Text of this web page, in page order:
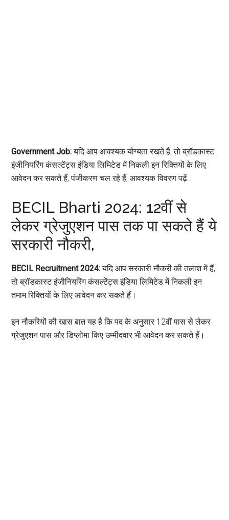
Government Job:यदि आप आवश्यक योग्यता रखते हैं, तो ब्रॉडकास्ट
इंजीनियरिंग कंसल्टेंट्स इंडिया लिमिटेड में निकली इन रिक्तियों के लिए
आवेदन कर सकते हैं, पंजीकरण चल रहे हैं, आवश्यक विवरण पढ़ें..
BECIL Bharti 2024: 12वीं से
लेकर ग्रेजुएशन पास तक पा सकते हैं ये
सरकारी नौकरी,
BECIL Recruitment 2024:यदि आप सरकारी नौकरी की तलाश में हैं,
तो ब्रॉडकास्ट इंजीनियरिंग कंसल्टेंट्स इंडिया लिमिटेड में निकली इन
तमाम रिक्तियों के लिए आवेदन कर सकते हैं।
इन नौकरियों की खास बात यह है कि पद के अनुसार 12वीं पास से लेकर
ग्रेजुएशन पास और डिप्लोमा किए उम्मीदवार भी आवेदन कर सकते हैं।